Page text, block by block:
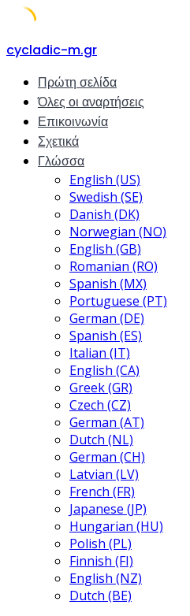
Skip
content
cycladic-m.gr
Πρώτη σελίδα
Όλες οι αναρτήσεις
Επικοινωνία
Σχετικά
Γλώσσα
English (US)
Swedish (SE)
Danish (DK)
Norwegian (NO)
English (GB)
Romanian (RO)
Spanish (MX)
Portuguese (PT)
German (DE)
Spanish (ES)
Italian (IT)
English (CA)
Greek (GR)
Czech (CZ)
German (AT)
Dutch (NL)
German (CH)
Latvian (LV)
French (FR)
Japanese (JP)
Hungarian (HU)
Polish (PL)
Finnish (FI)
English (NZ)
Dutch (BE)